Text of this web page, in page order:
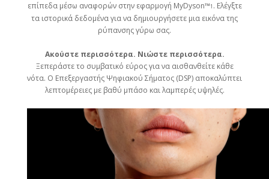
επίπεδα μέσω αναφορών στην εφαρμογή MyDyson™1 . Ελέγξτε
τα ιστορικά δεδομένα για να δημιουργήσετε μια εικόνα της
ρύπανσης γύρω σας.
Ακούστε περισσότερα. Νιώστε περισσότερα.
Ξεπεράστε το συμβατικό εύρος για να αισθανθείτε κάθε
νότα. Ο Επεξεργαστής Ψηφιακού Σήματος (DSP) αποκαλύπτει
λεπτομέρειες με βαθύ μπάσο και λαμπερές υψηλές.